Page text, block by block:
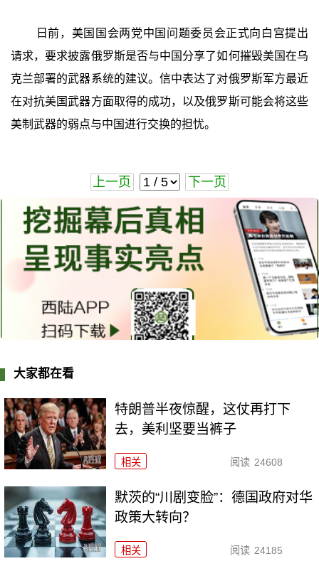
日前，美国国会两党中国问题委员会正式向白宫提出
请求，要求披露俄罗斯是否与中国分享了如何摧毁美国在乌
克兰部署的武器系统的建议。信中表达了对俄罗斯军方最近
在对抗美国武器方面取得的成功，以及俄罗斯可能会将这些
美制武器的弱点与中国进行交换的担忧。
上一页 下一页
大家都在看
特朗普半夜惊醒，这仗再打下
去，美利坚要当裤子
相关 阅读 24608
默茨的“川剧变脸”：德国政府对华
政策大转向？
相关 阅读 24185